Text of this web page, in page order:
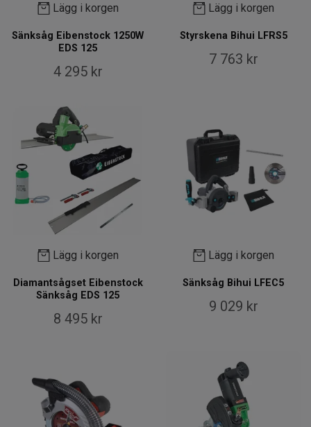
Lägg i korgen
Sänksåg Eibenstock 1250W
EDS 125
4 295 kr
Lägg i korgen
Styrskena Bihui LFRS5
7 763 kr
Lägg i korgen
Diamantsågset Eibenstock
Sänksåg EDS 125
8 495 kr
Lägg i korgen
Sänksåg Bihui LFEC5
9 029 kr